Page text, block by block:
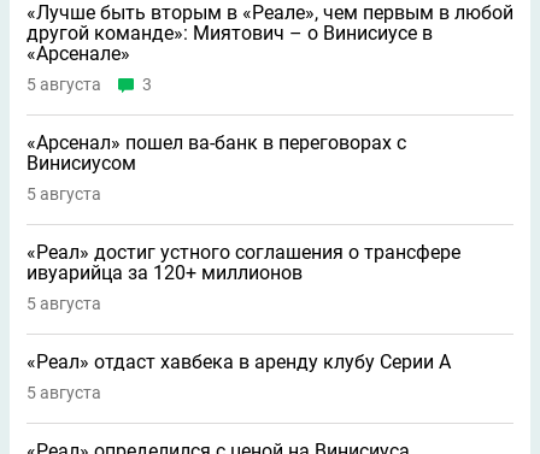
«Лучше быть вторым в «Реале», чем первым в любой
другой команде»: Миятович – о Винисиусе в
«Арсенале»
5 августа 3
«Арсенал» пошел ва-банк в переговорах с
Винисиусом
5 августа
«Реал» достиг устного соглашения о трансфере
ивуарийца за 120+ миллионов
5 августа
«Реал» отдаст хавбека в аренду клубу Серии A
5 августа